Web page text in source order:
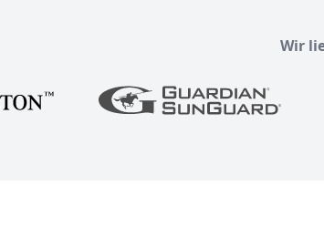
Wir